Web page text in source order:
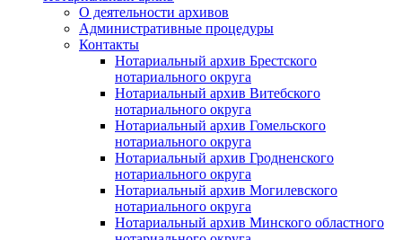
О деятельности архивов
Административные процедуры
Контакты
Нотариальный архив Брестского
нотариального округа
Нотариальный архив Витебского
нотариального округа
Нотариальный архив Гомельского
нотариального округа
Нотариальный архив Гродненского
нотариального округа
Нотариальный архив Могилевского
нотариального округа
Нотариальный архив Минского областного